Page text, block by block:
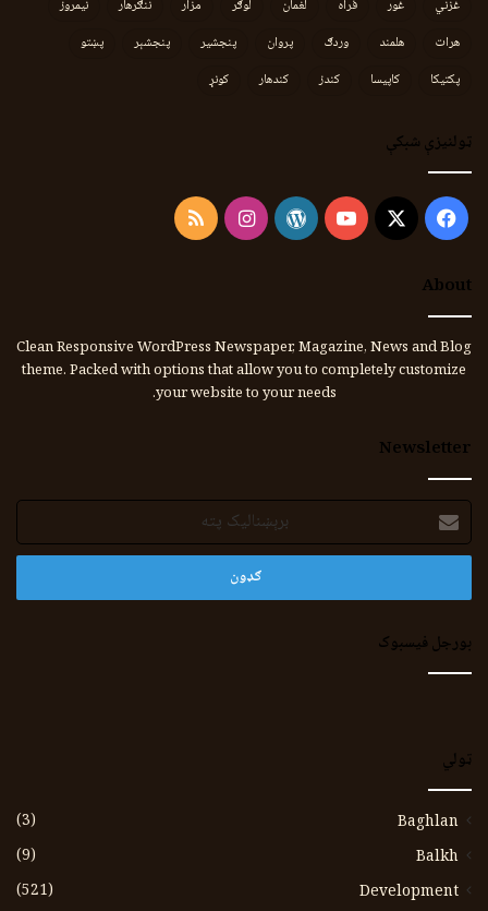
غزني غور فراه لغمان لوګر مزار ننګرهار
نیمروز
هرات
هلمند وردګ پروان پنجشیر پنجشېر
پښتو
پکتیکا
کاپیسا کندز کندهار کونړ
ټولنیزې شبکې
Facebook
X
YouTube
WordPress
Instagram
RSS
About
Clean Responsive WordPress Newspaper, Magazine, News and Blog
theme. Packed with options that allow you to completely customize
your website to your needs.
Newsletter
برېښنالیک
پته
بورجل فیسبوک
ټولي
Baghlan
(3)
Balkh
(9)
Development
(521)